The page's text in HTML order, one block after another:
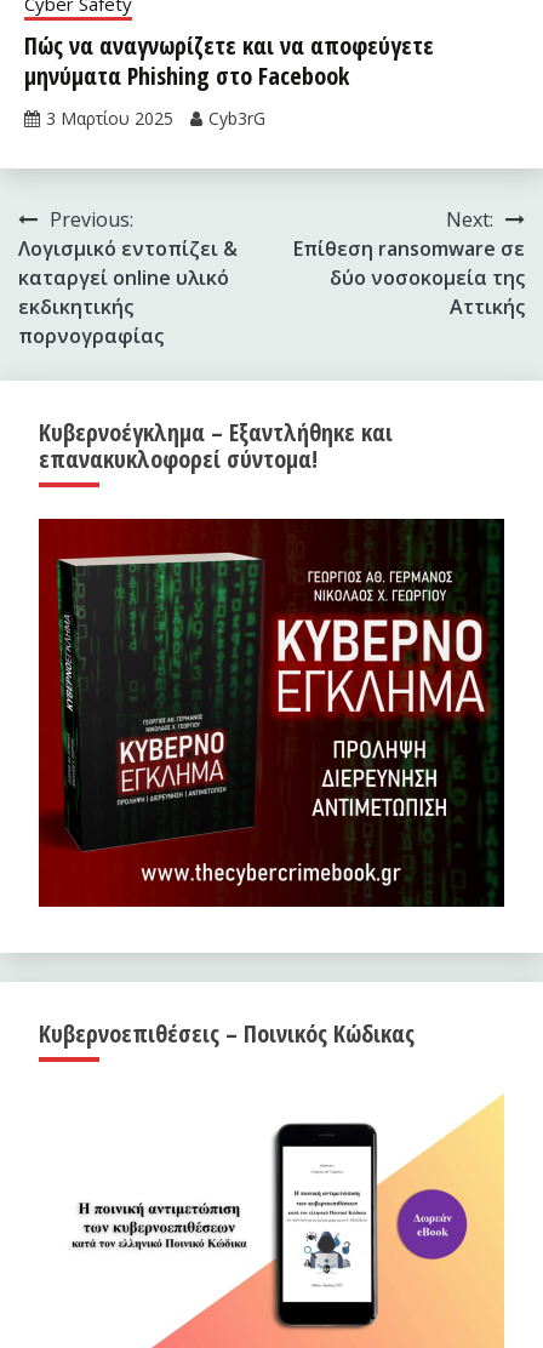
Πώς να αναγνωρίζετε και να αποφεύγετε
μηνύματα Phishing στο Facebook
3 Μαρτίου 2025 Cyb3rG
Πλοήγηση
άρθρων
Previous:
Λογισμικό εντοπίζει &
καταργεί online υλικό
εκδικητικής
πορνογραφίας
Next:
Επίθεση ransomware σε
δύο νοσοκομεία της
Αττικής
Κυβερνοέγκλημα – Εξαντλήθηκε και
επανακυκλοφορεί σύντομα!
Κυβερνοεπιθέσεις – Ποινικός Κώδικας